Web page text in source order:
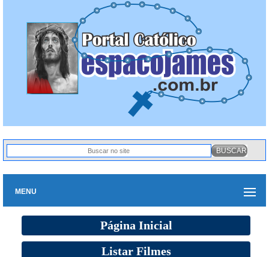
MENU
Página Inicial
Listar Filmes